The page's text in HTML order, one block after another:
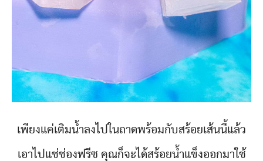
เพียงแค่เติมน้ำลงไปในถาดพร้อมกับสร้อยเส้นนี้แล้ว
เอาไปแช่ช่องฟรีซ คุณก็จะได้สร้อยน้ำแข็งออกมาใช้